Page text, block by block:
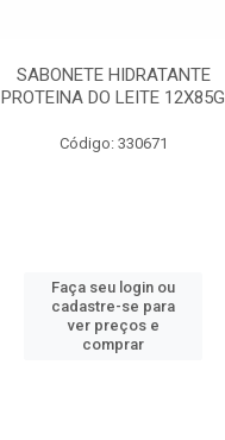
SABONETE HIDRATANTE
PROTEINA DO LEITE 12X85G
Código: 330671
Faça seu login ou
cadastre-se para
ver preços e
comprar